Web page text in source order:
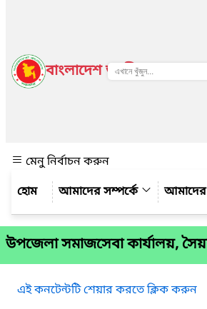
বাংলাদেশ জাতীয় তথ্য
মেনু নির্বাচন করুন
আমাদের সম্পর্কে
আমাদের
উপজেলা সমাজসেবা কার্যালয়,
এই কনটেন্টটি শেয়ার করতে ক্লিক করুন